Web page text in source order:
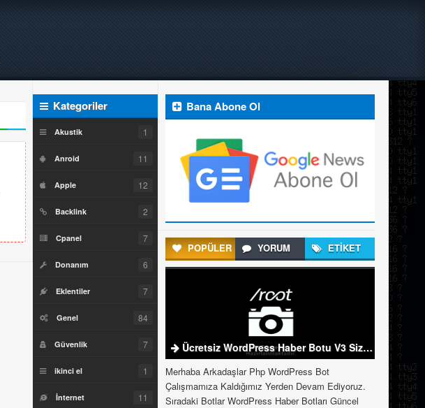
Kategoriler
Akustik 1
Anroid 11
Apple 12
Backlink 2
Cpanel 7
Donanım 6
Eklentiler 7
Genel 84
Güvenlik 7
ikinci el 1
İnternet 11
Bana Abone Ol
POPÜLER YORUM ETİKET
Ücretsiz WordPress Haber Botu V3 Sizlerle
Merhaba Arkadaşlar Php WordPress Bot
Çalışmamıza Kaldığımız Yerden Devam Ediyoruz.
Sıradaki Botlar WordPress Haber Botları Güncel